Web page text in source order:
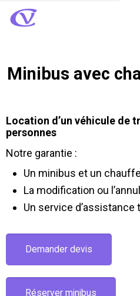
Minibus avec
Location d’un véhicule de
personnes
Notre garantie :
Un minibus et un
La modification ou
Un service
Demander devis
Réserver minibus